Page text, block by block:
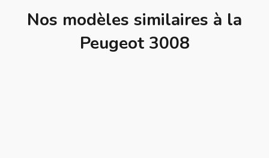
Nos modèles similaires à la
Peugeot 3008